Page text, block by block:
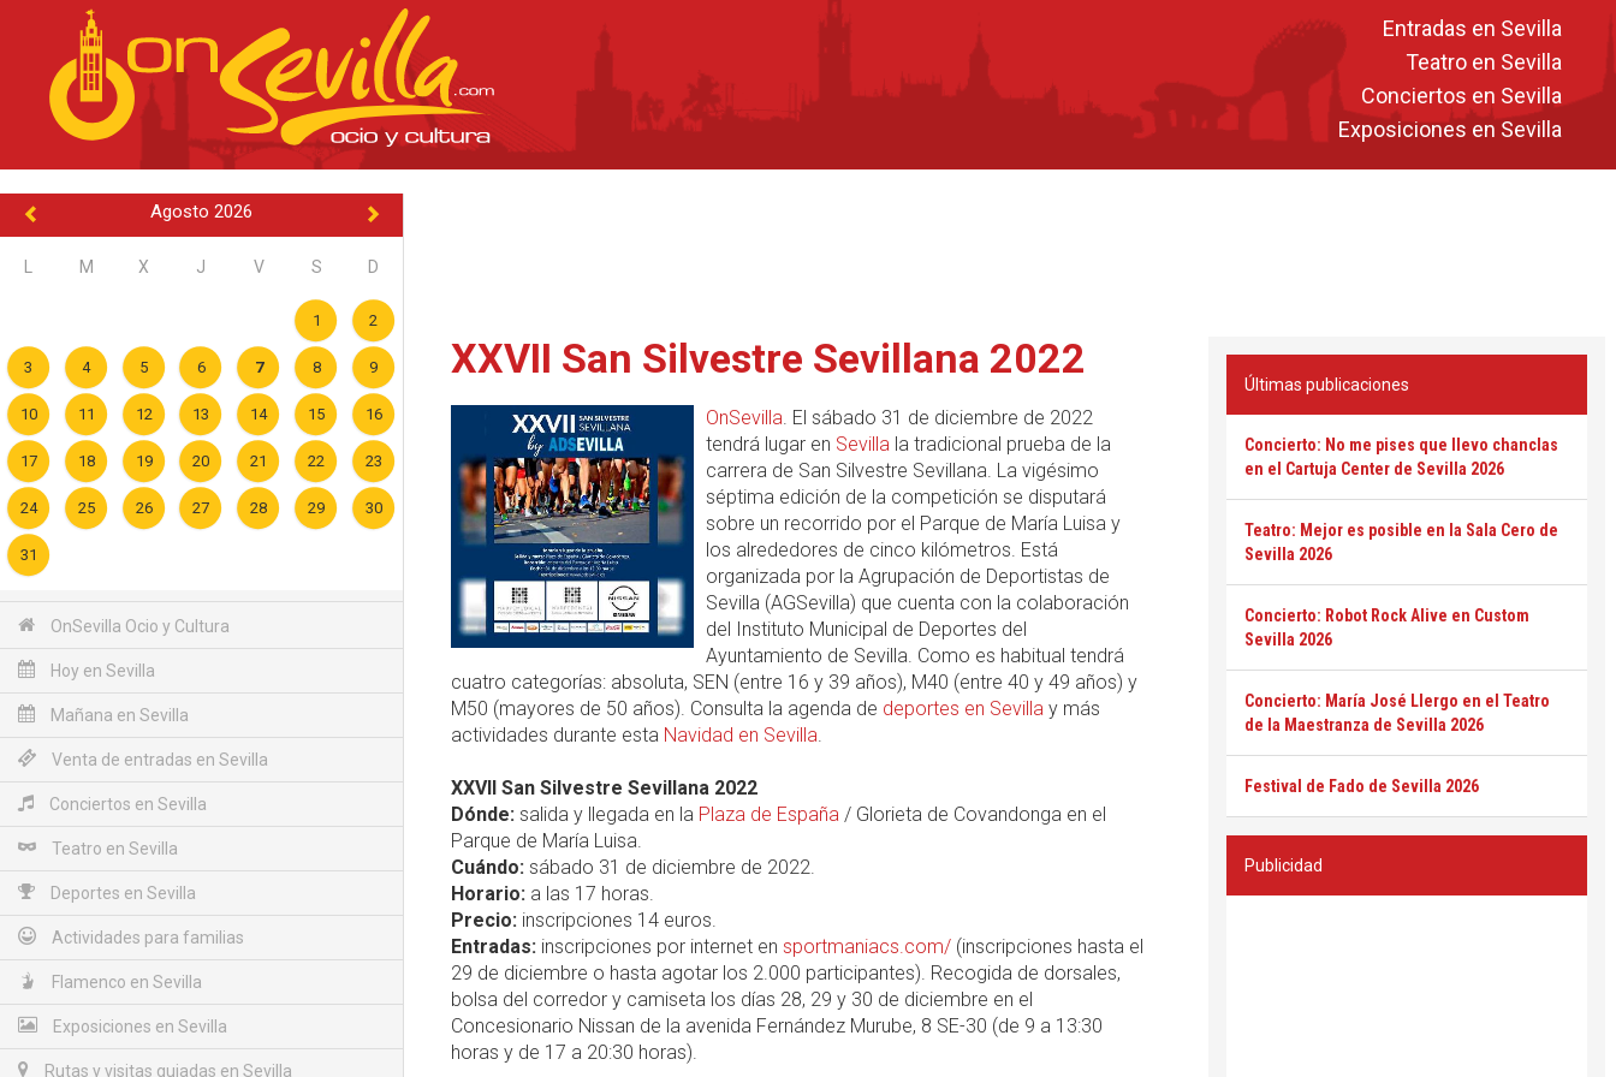
Entradas en Sevilla
Teatro en Sevilla
Conciertos en Sevilla
Exposiciones en Sevilla
Agosto 2026
M X J V S D
1 2
3 4 5 6 7 8 9
10 11 12 13 14 15 16
17 18 19 20 21 22 23
24 25 26 27 28 29 30
31
OnSevilla Ocio y Cultura
Hoy en Sevilla
Mañana en Sevilla
Venta de entradas en Sevilla
Conciertos en Sevilla
Teatro en Sevilla
Deportes en Sevilla
Actividades para familias
Flamenco en Sevilla
Exposiciones en Sevilla
Rutas y visitas guiadas en Sevilla
XXVII San Silvestre Sevillana 2022
OnSevilla. El sábado 31 de diciembre de 2022
tendrá lugar en Sevillala tradicional prueba de la
carrera de San Silvestre Sevillana. La vigésimo
séptima edición de la competición se disputará
sobre un recorrido por el Parque de María Luisa y
los alrededores de cinco kilómetros. Está
organizada por la Agrupación de Deportistas de
Sevilla (AGSevilla) que cuenta con la colaboración
del Instituto Municipal de Deportes del
Ayuntamiento de Sevilla. Como es habitual tendrá
cuatro categorías: absoluta, SEN (entre 16 y 39 años), M40 (entre 40 y 49 años) y
M50 (mayores de 50 años). Consulta la agenda de deportes en Sevilla y más
actividades durante esta Navidad en Sevilla.
XXVII San Silvestre Sevillana 2022
Dónde: salida y llegada en la Plaza de España / Glorieta de Covandonga en el
Parque de María Luisa.
Cuándo: sábado 31 de diciembre de 2022.
Horario: a las 17 horas.
Precio: inscripciones 14 euros.
Entradas: inscripciones por internet en sportmaniacs.com/ (inscripciones hasta el
29 de diciembre o hasta agotar los 2.000 participantes). Recogida de dorsales,
bolsa del corredor y camiseta los días 28, 29 y 30 de diciembre en el
Concesionario Nissan de la avenida Fernández Murube, 8 SE-30 (de 9 a 13:30
horas y de 17 a 20:30 horas).
Últimas publicaciones
Concierto: No me pises que llevo chanclas
en el Cartuja Center de Sevilla 2026
Teatro: Mejor es posible en la Sala Cero de
Sevilla 2026
Concierto: Robot Rock Alive en Custom
Sevilla 2026
Concierto: María José Llergo en el Teatro
de la Maestranza de Sevilla 2026
Festival de Fado de Sevilla 2026
Publicidad